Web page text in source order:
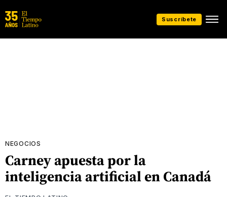
Suscríbete
NEGOCIOS
Carney apuesta por la
inteligencia artificial en Canadá